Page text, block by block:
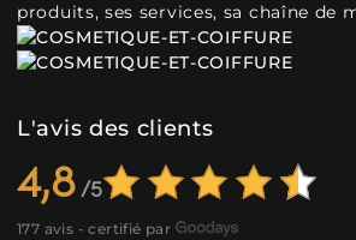
produits, ses services, sa chaîne de
L'avis des clients
4,8
177 avis - certifié par